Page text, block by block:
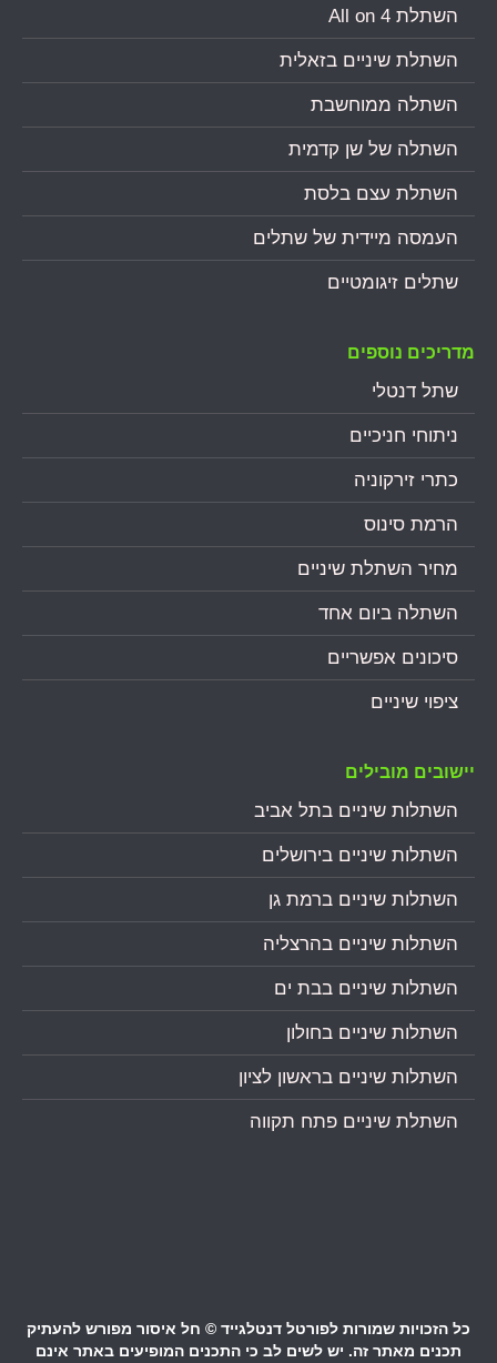
השתלת All on 4
השתלת שיניים בזאלית
השתלה ממוחשבת
השתלה של שן קדמית
השתלת עצם בלסת
העמסה מיידית של שתלים
שתלים זיגומטיים
מדריכים נוספים
שתל דנטלי
ניתוחי חניכיים
כתרי זירקוניה
הרמת סינוס
מחיר השתלת שיניים
השתלה ביום אחד
סיכונים אפשריים
ציפוי שיניים
יישובים מובילים
השתלות שיניים בתל אביב
השתלות שיניים בירושלים
השתלות שיניים ברמת גן
השתלות שיניים בהרצליה
השתלות שיניים בבת ים
השתלות שיניים בחולון
השתלות שיניים בראשון לציון
השתלת שיניים פתח תקווה
כל הזכויות שמורות לפורטל דנטלגייד © חל איסור מפורש להעתיק
תכנים מאתר זה. יש לשים לב כי התכנים המופיעים באתר אינם